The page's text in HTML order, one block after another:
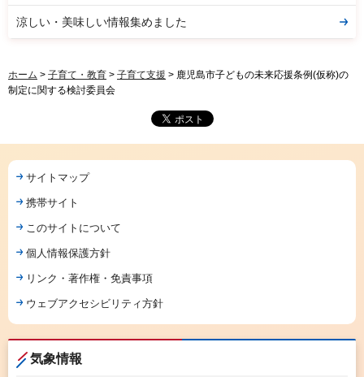
涼しい・美味しい情報集めました
ホーム > 子育て・教育 > 子育て支援 > 鹿児島市子どもの未来応援条例(仮称)の
制定に関する検討委員会
サイトマップ
携帯サイト
このサイトについて
個人情報保護方針
リンク・著作権・免責事項
ウェブアクセシビリティ方針
気象情報